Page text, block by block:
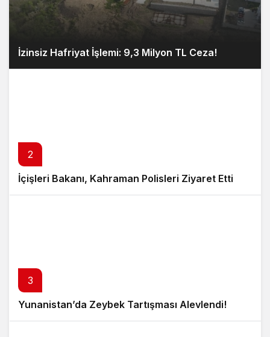
İzinsiz Hafriyat İşlemi: 9,3 Milyon TL Ceza!
2
İçişleri Bakanı, Kahraman Polisleri Ziyaret Etti
3
Yunanistan’da Zeybek Tartışması Alevlendi!